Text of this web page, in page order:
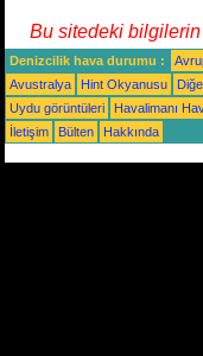
Bu sitedeki bilgilerin
Denizcilik hava durumu :
Avustralya
Hint Okyanusu
Uydu görüntüleri
Havalimanı
İletişim
Bülten Hakkında